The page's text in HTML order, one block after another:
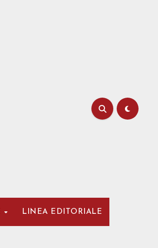
LINEA EDITORIALE